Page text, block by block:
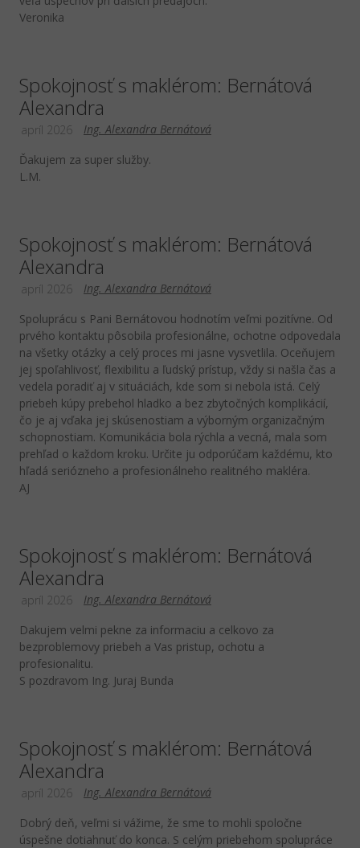
Veronika
Spokojnosť s maklérom: Bernátová
Alexandra
Ing. Alexandra Bernátová
apríl 2026
Ďakujem za super služby.
L.M.
Spokojnosť s maklérom: Bernátová
Alexandra
Ing. Alexandra Bernátová
apríl 2026
Spoluprácu s Pani Bernátovou hodnotím veľmi pozitívne. Od
prvého kontaktu pôsobila profesionálne, ochotne odpovedala
na všetky otázky a celý proces mi jasne vysvetlila. Oceňujem
jej spoľahlivosť, flexibilitu a ľudský prístup, vždy si našla čas a
vedela poradiť aj v situáciách, kde som si nebola istá. Celý
priebeh kúpy prebehol hladko a bez zbytočných komplikácií,
čo je aj vďaka jej skúsenostiam a výborným organizačným
schopnostiam. Komunikácia bola rýchla a vecná, mala som
prehľad o každom kroku. Určite ju odporúčam každému, kto
hľadá seriózneho a profesionálneho realitného makléra.
AJ
Spokojnosť s maklérom: Bernátová
Alexandra
Ing. Alexandra Bernátová
apríl 2026
Dakujem velmi pekne za informaciu a celkovo za
bezproblemovy priebeh a Vas pristup, ochotu a
profesionalitu.
S pozdravom Ing. Juraj Bunda
Spokojnosť s maklérom: Bernátová
Alexandra
Ing. Alexandra Bernátová
apríl 2026
Dobrý deň, veľmi si vážime, že sme to mohli spoločne
úspešne dotiahnuť do konca. S celým priebehom spolupráce